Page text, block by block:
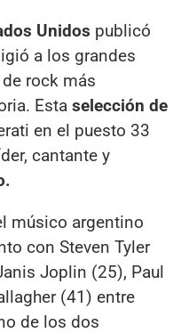
Unidos publicó
a los grandes
rock más
Esta selección de
en el puesto 33
cantante y
músico argentino
con Steven Tyler
Joplin (25), Paul
(41) entre
de los dos